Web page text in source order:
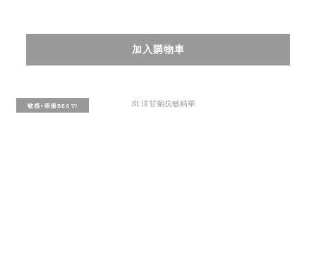
加入購物車
敏感+暗瘡BEST!